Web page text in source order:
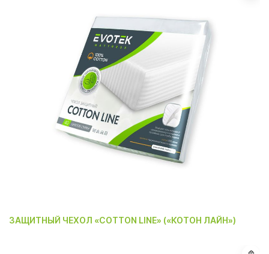
ЗАЩИТНЫЙ ЧЕХОЛ «COTTON LINE» («КОТОН ЛАЙН»)